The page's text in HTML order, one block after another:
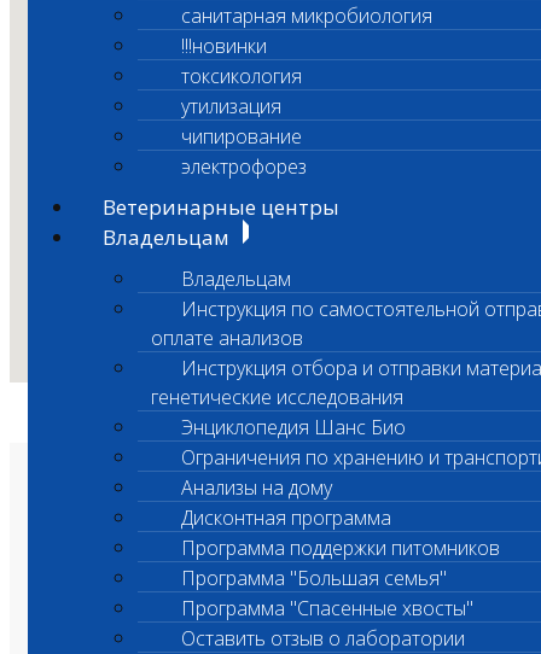
санитарная микробиология
!!!новинки
токсикология
утилизация
чипирование
электрофорез
Ветеринарные центры
Владельцам
Владельцам
Инструкция по самостоятельной
оплате анализов
Инструкция отбора и отправки
генетические исследования
Энциклопедия Шанс Био
Ограничения по хранению и
Анализы на дому
Дисконтная программа
Программа поддержки питомников
Программа "Большая семья"
Программа "Спасенные хвосты"
Оставить отзыв о лаборатории
О лаборатории
Анализы и цены
Ветеринарные центры
Владельцам
Врачам и клиникам
Бланки лаборатории
Банк донорской крови
Адреса лабораторий